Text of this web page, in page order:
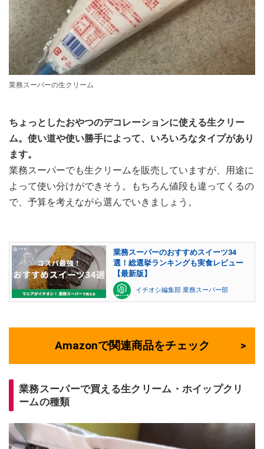
業務スーパーの生クリーム
ちょっとしたおやつのデコレーションに使える生クリー
ム。使い道や使い勝手によって、いろいろなタイプがあり
ます。
業務スーパーでも生クリームを販売していますが、用途に
よって使い分けができそう。もちろん値段も違ってくるの
で、予算を考えながら選んでいきましょう。
業務スーパーのおすすめスイーツ34
選！総選挙ランキングも実食レビュー
【最新版】
イチオシ編集部 業務スーパー部
Amazonで関連商品をチェック
業務スーパーで買える生クリーム・ホイップクリ
ームの種類